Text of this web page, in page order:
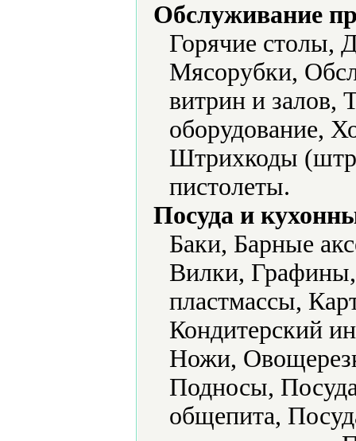
Обслуживание
Горячие столы,
Мясорубки,
витрин и залов,
оборудование,
Штрихкоды
пистолеты.
Посуда и
Баки, Барные
Вилки, Графины,
пластмассы,
Кондитерский
Ножи,
Подносы,
общепита,